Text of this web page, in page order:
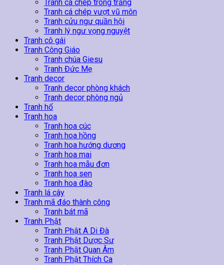
Tranh cá chép trông trăng
Tranh cá chép vượt vũ môn
Tranh cửu ngư quần hội
Tranh lý ngư vọng nguyệt
Tranh cô gái
Tranh Công Giáo
Tranh chúa Giesu
Tranh Đức Mẹ
Tranh decor
Tranh decor phòng khách
Tranh decor phòng ngủ
Tranh hổ
Tranh hoa
Tranh hoa cúc
Tranh hoa hồng
Tranh hoa hướng dương
Tranh hoa mai
Tranh hoa mẫu đơn
Tranh hoa sen
Tranh hoa đào
Tranh lá cây
Tranh mã đáo thành công
Tranh bát mã
Tranh Phật
Tranh Phật A Di Đà
Tranh Phật Dược Sư
Tranh Phật Quan Âm
Tranh Phật Thích Ca